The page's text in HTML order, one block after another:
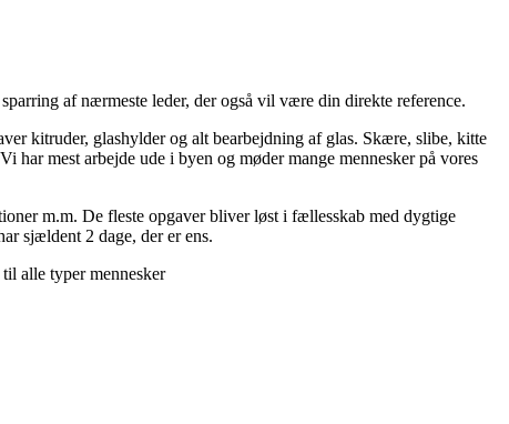
af nærmeste leder, der også vil være din direkte reference.
kitruder, glashylder og alt bearbejdning af glas. Skære, slibe, kitte
har mest arbejde ude i byen og møder mange mennesker på vores
m.m. De fleste opgaver bliver løst i fællesskab med dygtige
sjældent 2 dage, der er ens.